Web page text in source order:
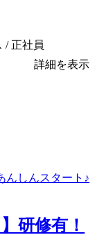
/ 正社員
詳細を表示
研修有！